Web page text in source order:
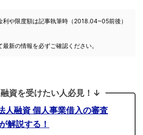
利や限度額は記事執筆時（2018.04~05前後）
新の情報を必ずご確認ください。
資を受けたい人必見！↓
人融資 個人事業借入の審査
解説する！